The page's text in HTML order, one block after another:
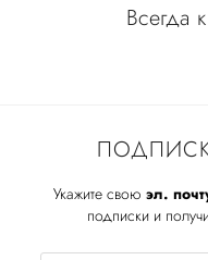
Укажите свою эл.
подписки и
Всегда